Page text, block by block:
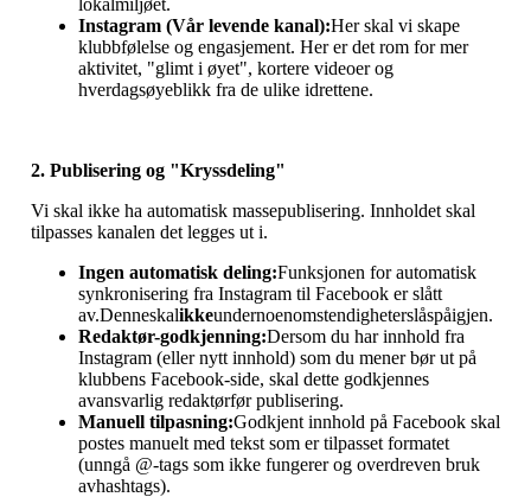
lokalmiljøet.
Instagram (Vår levende kanal):Her skal vi skape
klubbfølelse og engasjement. Her er det rom for mer
aktivitet, "glimt i øyet", kortere videoer og
hverdagsøyeblikk fra de ulike idrettene.
2. Publisering og "Kryssdeling"
Vi skal ikke ha automatisk massepublisering. Innholdet skal
tilpasses kanalen det legges ut i.
Ingen automatisk deling:Funksjonen for automatisk
synkronisering fra Instagram til Facebook er slått
av.Denneskalikkeundernoenomstendigheterslåspåigjen.
Redaktør-godkjenning:Dersom du har innhold fra
Instagram (eller nytt innhold) som du mener bør ut på
klubbens Facebook-side, skal dette godkjennes
avansvarlig redaktørfør publisering.
Manuell tilpasning:Godkjent innhold på Facebook skal
postes manuelt med tekst som er tilpasset formatet
(unngå @-tags som ikke fungerer og overdreven bruk
avhashtags).